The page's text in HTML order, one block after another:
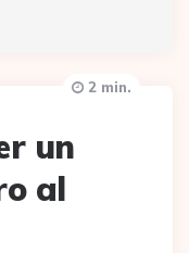
un
al
2 min.